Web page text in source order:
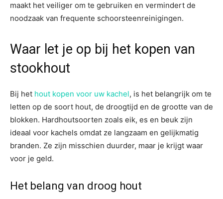
maakt het veiliger om te gebruiken en vermindert de
noodzaak van frequente schoorsteenreinigingen.
Waar let je op bij het kopen van
stookhout
Bij het hout kopen voor uw kachel, is het belangrijk om te
letten op de soort hout, de droogtijd en de grootte van de
blokken. Hardhoutsoorten zoals eik, es en beuk zijn
ideaal voor kachels omdat ze langzaam en gelijkmatig
branden. Ze zijn misschien duurder, maar je krijgt waar
voor je geld.
Het belang van droog hout